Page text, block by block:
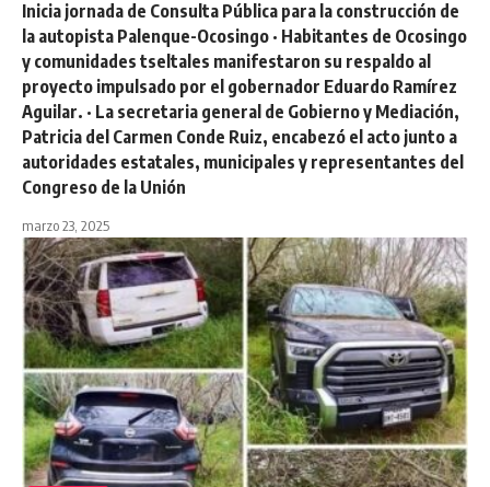
Inicia jornada de Consulta Pública para la construcción de
la autopista Palenque-Ocosingo · Habitantes de Ocosingo
y comunidades tseltales manifestaron su respaldo al
proyecto impulsado por el gobernador Eduardo Ramírez
Aguilar. · La secretaria general de Gobierno y Mediación,
Patricia del Carmen Conde Ruiz, encabezó el acto junto a
autoridades estatales, municipales y representantes del
Congreso de la Unión
marzo 23, 2025